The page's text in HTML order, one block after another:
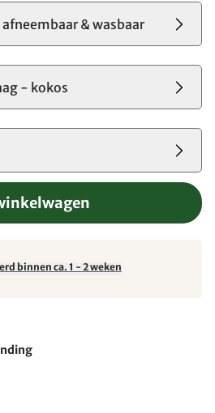
& wasbaar
- kokos
binnen ca. 1 - 2 weken